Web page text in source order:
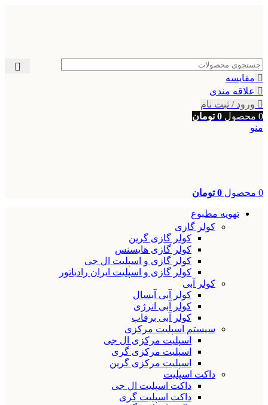
مقایسه
علاقه مندی
ورود / ثبت نام
0 محصول 0 تومان
منو
0 محصول 0 تومان
تهویه مطبوع
کولر گازی
کولر گازی گرین
کولر گازی هایسنس
کولر گازی و اسپلیت ال جی
کولر گازی و اسپلیت ایران رادیاتور
کولر آبی
کولر آبی آبسال
کولر آبی انرژی
کولر آبی برفاب
سیستم اسپلیت مرکزی
اسپلیت مرکزی ال جی
اسپلیت مرکزی گری
اسپلیت مرکزی گرین
داکت اسپلیت
داکت اسپلیت ال جی
داکت اسپلیت گری